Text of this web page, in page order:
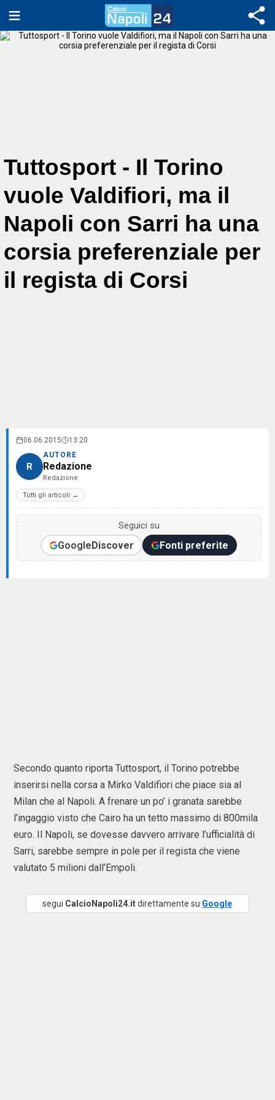
Tuttosport - Il Torino
vuole Valdifiori, ma il
Napoli con Sarri ha una
corsia preferenziale per
il regista di Corsi
06.06.2015 13:20
R
AUTORE
Redazione
Redazione
Tutti gli articoli →
Seguici su
GoogleDiscover Fonti preferite
Secondo quanto riporta Tuttosport, il Torino potrebbe
inserirsi nella corsa a Mirko Valdifiori che piace sia al
Milan che al Napoli. A frenare un po’ i granata sarebbe
l’ingaggio visto che Cairo ha un tetto massimo di 800mila
euro. Il Napoli, se dovesse davvero arrivare l’ufficialità di
Sarri, sarebbe sempre in pole per il regista che viene
valutato 5 milioni dall’Empoli.
segui CalcioNapoli24.itdirettamente su Google